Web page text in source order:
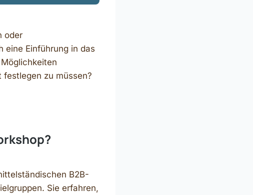
oder
eine Einführung in das
zu müssen?
B2B-
Sie erfahren,